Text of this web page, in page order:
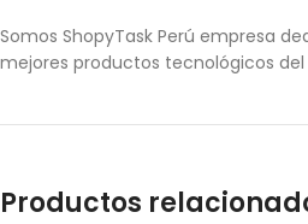
Somos ShopyTask Perú empresa
mejores productos tecnológicos
Productos